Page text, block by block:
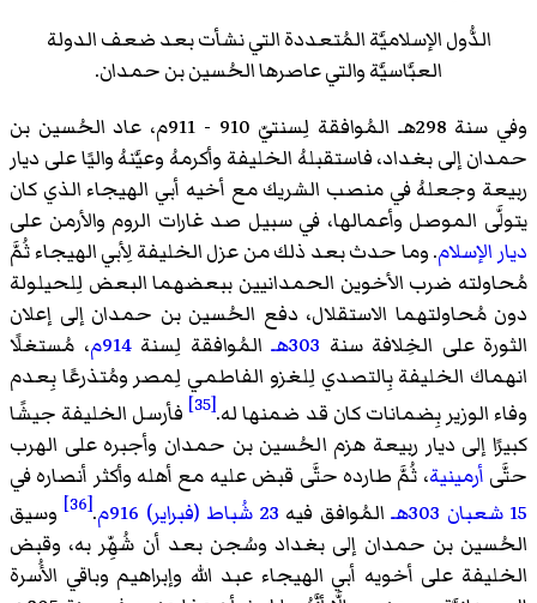
الدُّول الإسلاميَّة المُتعددة التي نشأت بعد ضعف الدولة
العبَّاسيَّة والتي عاصرها الحُسين بن حمدان.
وفي سنة 298هـ المُوافقة لِسنتيّ 910 - 911م، عاد الحُسين بن
حمدان إلى بغداد، فاستقبلهُ الخليفة وأكرمهُ وعيَّنهُ واليًا على ديار
ربيعة وجعلهُ في منصب الشريك مع أخيه أبي الهيجاء الذي كان
يتولَّى الموصل وأعمالها، في سبيل صد غارات الروم والأرمن على
ديار الإسلام. وما حدث بعد ذلك من عزل الخليفة لِأبي الهيجاء ثُمَّ
مُحاولته ضرب الأخوين الحمدانيين ببعضهما البعض لِلحيلولة
دون مُحاولتهما الاستقلال، دفع الحُسين بن حمدان إلى إعلان
الثورة على الخِلافة سنة 303هـ المُوافقة لِسنة914م ، مُستغلًا
انهماك الخليفة بِالتصدي لِلغزو الفاطمي لِمصر ومُتذرعًا بِعدم
وفاء الوزير بِضمانات كان قد ضمنها له.[35]
فأرسل الخليفة جيشًا
كبيرًا إلى ديار ربيعة هزم الحُسين بن حمدان وأجبره على الهرب
حتَّى أرمينية، ثُمَّ طارده حتَّى قبض عليه مع أهله وأكثر أنصاره في
15 شعبان
303هـ المُوافق فيه 23 شُباط (فبراير) 916م .
[36]
وسيق
الحُسين بن حمدان إلى بغداد وسُجن بعد أن شُهِّر به، وقبض
الخليفة على أخويه أبي الهيجاء عبد الله وإبراهيم وباقي الأُسرة